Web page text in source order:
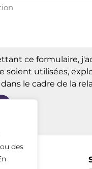
des
ce formulaire,
soient utilisées,
le cadre de la